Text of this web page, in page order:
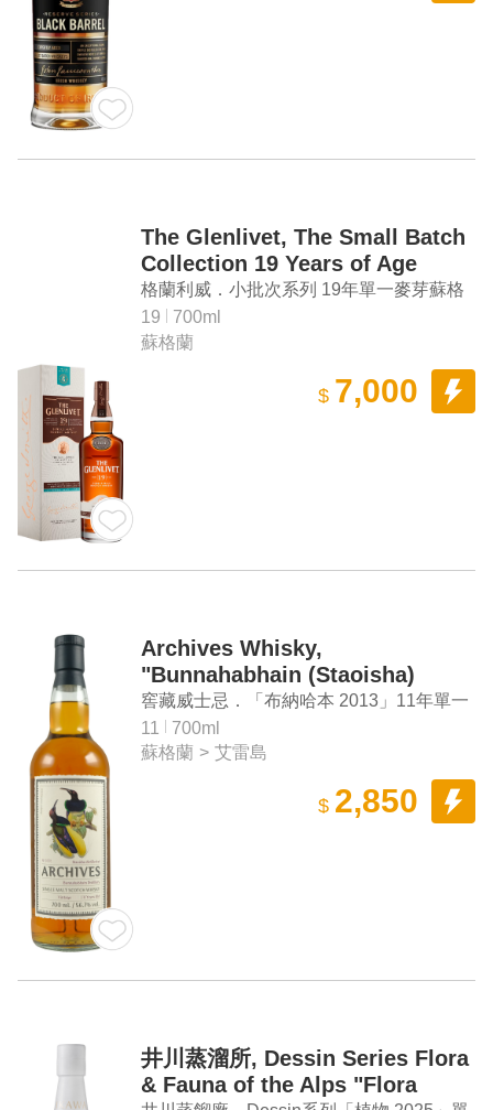
The Glenlivet, The Small Batch
Collection 19 Years of Age
Single Malt Scotch Whisky
Cask Strength
格蘭利威．小批次系列 19年單一麥芽蘇格
蘭威士忌原酒
19
700ml
蘇格蘭
$ 7,000
Archives Whisky,
"Bunnahabhain (Staoisha)
2013" 11 Years Old Single Malt
Scotch Whisky
窖藏威士忌．「布納哈本 2013」11年單一
麥芽蘇格蘭威士忌
11
700ml
蘇格蘭 > 艾雷島
$ 2,850
井川蒸溜所, Dessin Series Flora
& Fauna of the Alps "Flora